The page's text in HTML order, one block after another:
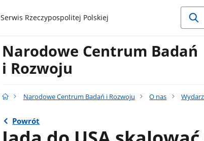
gov.pl
Serwis Rzeczypospolitej Polskiej
Narodowe Centrum Badań
i Rozwoju
Narodowe Centrum Badań i Rozwoju O nas
Powrót